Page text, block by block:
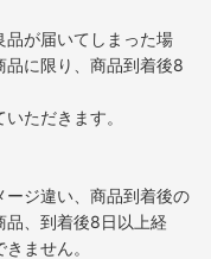
品が届いてしまった場
品に限り、商品到着後8
ただきます。
ージ違い、商品到着後の
品、到着後8日以上経
ません。